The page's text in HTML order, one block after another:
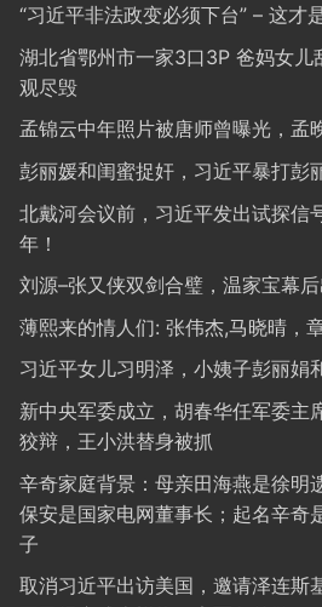
“习近平非法政变必须下台” – 这才
湖北省鄂州市一家3口3P 爸妈女儿
观尽毁
孟锦云中年照片被唐师曾曝光，孟
彭丽媛和闺蜜捉奸，习近平暴打彭
北戴河会议前，习近平发出试探信
年！
刘源–张又侠双剑合璧，温家宝幕
薄熙来的情人们: 张伟杰,马晓晴，
习近平女儿习明泽，小姨子彭丽娟
新中央军委成立，胡春华任军委主
狡辩，王小洪替身被抓
辛奇家庭背景：母亲田海燕是徐明
保安是国家电网董事长；起名辛奇
子
取消习近平出访美国，邀请泽连斯